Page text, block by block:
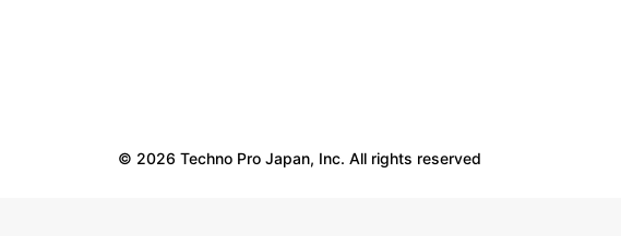
© 2026 Techno Pro Japan, Inc. All rights reserved